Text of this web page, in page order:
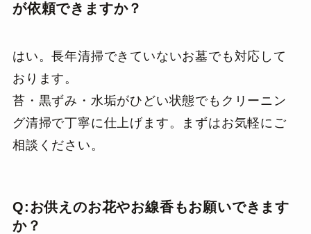
が依頼できますか？
はい。長年清掃できていないお墓でも対応して
おります。
苔・黒ずみ・水垢がひどい状態でもクリーニン
グ清掃で丁寧に仕上げます。まずはお気軽にご
相談ください。
Q:お供えのお花やお線香もお願いできます
か？